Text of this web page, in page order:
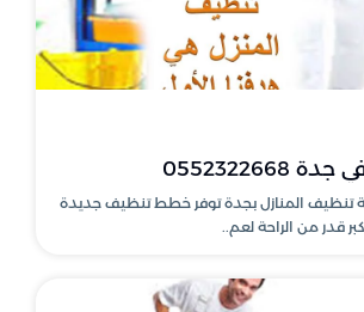
تنظيف المنازل بجدة توفر خطط تنظيف جديدة
قدر من الراحة لعم..